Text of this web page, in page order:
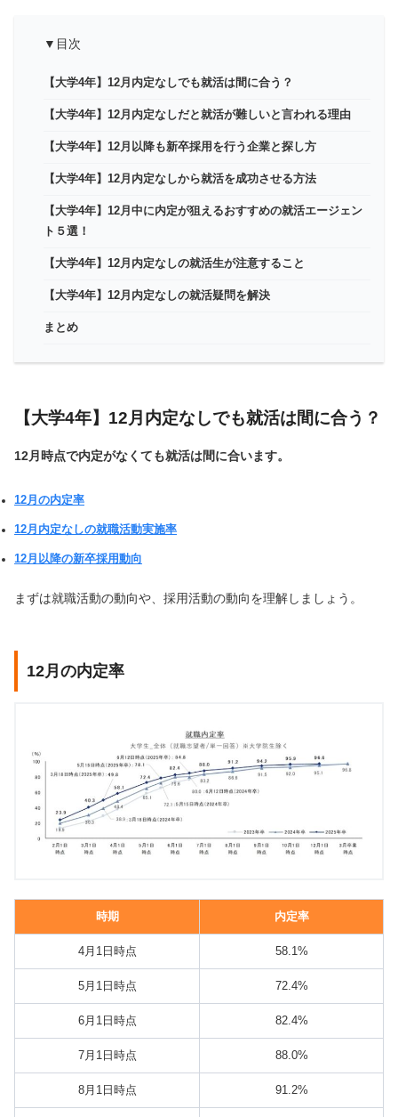
▼目次
【大学4年】12月内定なしでも就活は間に合う？
【大学4年】12月内定なしだと就活が難しいと言われる理由
【大学4年】12月以降も新卒採用を行う企業と探し方
【大学4年】12月内定なしから就活を成功させる方法
【大学4年】12月中に内定が狙えるおすすめの就活エージェン
ト５選！
【大学4年】12月内定なしの就活生が注意すること
【大学4年】12月内定なしの就活疑問を解決
まとめ
【大学4年】12月内定なしでも就活は間に合う？
12月時点で内定がなくても就活は間に合います。
12月の内定率
12月内定なしの就職活動実施率
12月以降の新卒採用動向
まずは就職活動の動向や、採用活動の動向を理解しましょう。
12月の内定率
時期 内定率
4月1日時点 58.1%
5月1日時点 72.4%
6月1日時点 82.4%
7月1日時点 88.0%
8月1日時点 91.2%